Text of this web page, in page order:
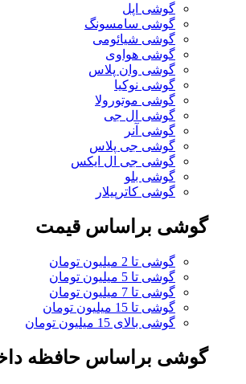
گوشی اپل
گوشی سامسونگ
گوشی شیائومی
گوشی هواوی
گوشی وان پلاس
گوشی نوکیا
گوشی موتورولا
گوشی ال جی
گوشی آنر
گوشی جی پلاس
گوشی جی ال ایکس
گوشی بلو
گوشی کاترپیلار
گوشی براساس قیمت
گوشی تا 2 میلیون تومان
گوشی تا 5 میلیون تومان
گوشی تا 7 میلیون تومان
گوشی تا 15 میلیون تومان
گوشی بالای 15 میلیون تومان
گوشی براساس حافظه